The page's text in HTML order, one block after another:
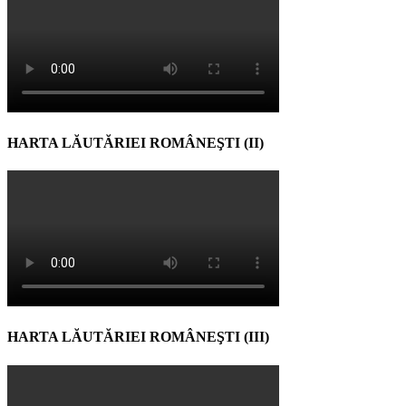
HARTA LĂUTĂRIEI ROMÂNEŞTI (II)
HARTA LĂUTĂRIEI ROMÂNEŞTI (III)